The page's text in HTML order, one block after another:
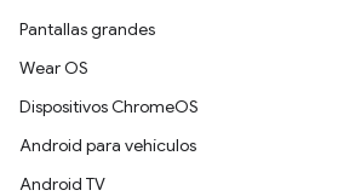
Pantallas grandes
Wear OS
Dispositivos ChromeOS
Android para vehículos
Android TV